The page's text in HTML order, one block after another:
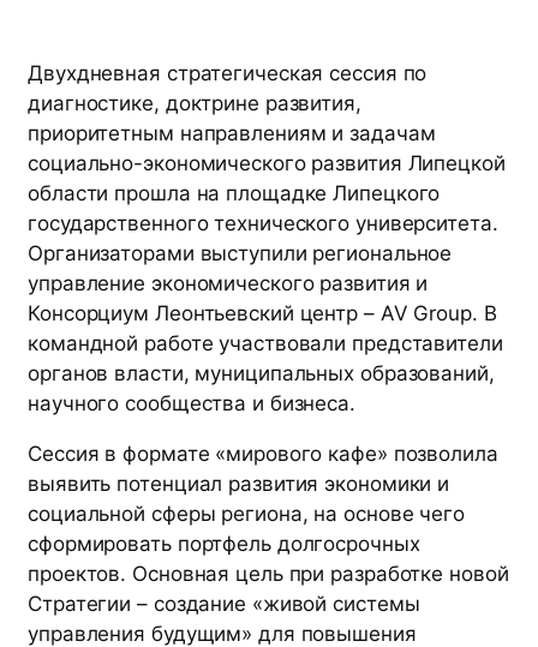
Двухдневная стратегическая сессия по
диагностике, доктрине развития,
приоритетным направлениям и задачам
социально-экономического развития Липецкой
области прошла на площадке Липецкого
государственного технического университета.
Организаторами выступили региональное
управление экономического развития и
Консорциум Леонтьевский центр – AV Group. В
командной работе участвовали представители
органов власти, муниципальных образований,
научного сообщества и бизнеса.
Сессия в формате «мирового кафе» позволила
выявить потенциал развития экономики и
социальной сферы региона, на основе чего
сформировать портфель долгосрочных
проектов. Основная цель при разработке новой
Стратегии – создание «живой системы
управления будущим» для повышения